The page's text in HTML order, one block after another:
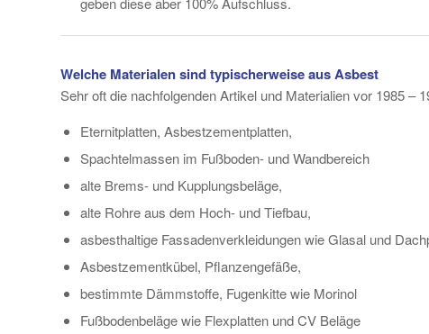
Welche Materialen sind typischerweise aus Asbest
Sehr oft die nachfolgenden Artikel und Materialien vor 1985 –
Eternitplatten, Asbestzementplatten,
Spachtelmassen im Fußboden- und Wandbereich
alte Brems- und Kupplungsbeläge,
alte Rohre aus dem Hoch- und Tiefbau,
asbesthaltige Fassadenverkleidungen wie Glasal und
Asbestzementkübel, Pflanzengefäße,
bestimmte Dämmstoffe, Fugenkitte wie Morinol
Fußbodenbeläge wie Flexplatten und CV Beläge